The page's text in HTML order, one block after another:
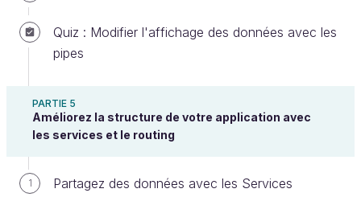
Quiz : Modifier l'affichage des données avec les
pipes
PARTIE 5
Améliorez la structure de votre application avec
les services et le routing
1 Partagez des données avec les Services
concepts.
enregistrements vidéo de mon écran, pour
vous montrer ce que je vous explique dans le
À la fin de chaque partie du cours, unquiz